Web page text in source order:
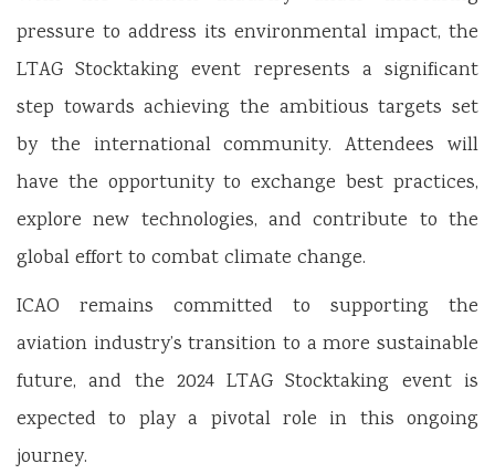
pressure to address its environmental impact, the
LTAG Stocktaking event represents a significant
step towards achieving the ambitious targets set
by the international community. Attendees will
have the opportunity to exchange best practices,
explore new technologies, and contribute to the
global effort to combat climate change.
ICAO remains committed to supporting the
aviation industry’s transition to a more sustainable
future, and the 2024 LTAG Stocktaking event is
expected to play a pivotal role in this ongoing
journey.